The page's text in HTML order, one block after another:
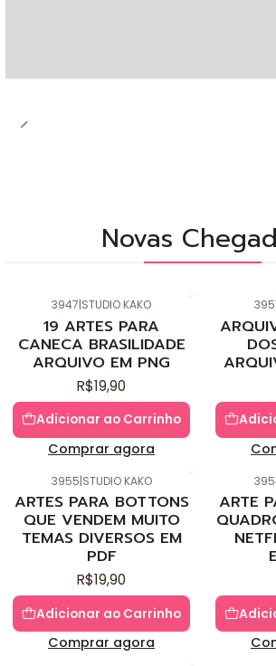
Novas
3947|STUDIO KAKO
19 ARTES PARA
CANECA BRASILIDADE
ARQUIVO EM PNG
R$19,90
Adicionar ao Carrinho
Comprar agora
3955|STUDIO KAKO
ARTES PARA BOTTONS
QUE VENDEM MUITO
TEMAS DIVERSOS EM
PDF
R$19,90
Adicionar ao Carrinho
Comprar agora
ARTE